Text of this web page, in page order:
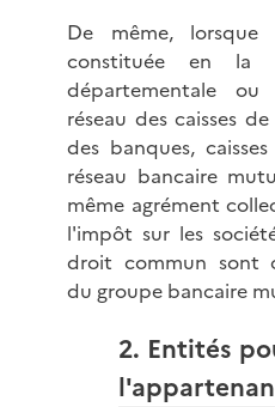
De même,
constituée en la
départementale ou
réseau des caisses
des banques,
réseau bancaire
même agrément
l'impôt sur les
droit commun sont
du groupe bancaire
2. Entités